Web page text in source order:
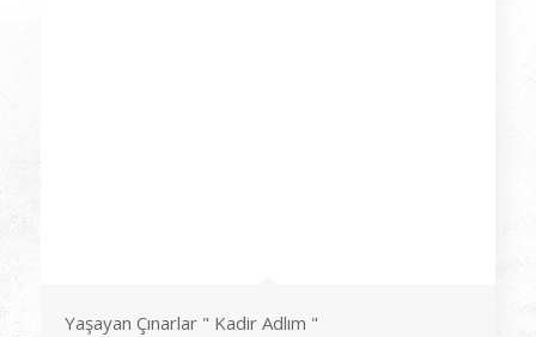
Yaşayan Çınarlar " Kadir Adlım "